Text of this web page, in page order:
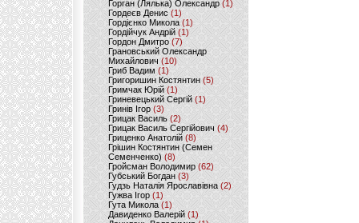
Горган (Лялька) Олександр(1)
Гордеєв Денис (1)
Гордієнко Микола (1)
Гордійчук Андрій (1)
Гордон Дмитро (7)
Грановський Олександр
Михайлович (10)
Гриб Вадим (1)
Григоришин Костянтин (5)
Гримчак Юрій(1)
Гриневецький Сергій(1)
Гринів Ігор (3)
Грицак Василь (2)
Грицак Василь Сергійович (4)
Гриценко Анатолій (8)
Грішин Костянтин (Семен
Семенченко)(8)
Гройсман Володимир(62)
Губський Богдан (3)
Гудзь Наталія Ярославівна(2)
Гужва Ігор (1)
Гута Микола (1)
Давиденко Валерій (1)